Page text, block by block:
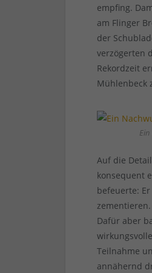
empfing.
am Flinger
der
verzögerten
Rekordzeit
Mühlenbeck
Auf die
konsequent
befeuerte:
Dafür aber
Teilnahme
annähernd